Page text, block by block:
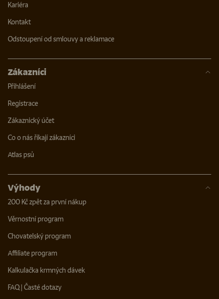
Kariéra
Kontakt
Odstoupení od smlouvy a reklamace
Zákazníci
Přihlášení
Registrace
Zákaznický účet
Co o nás říkají zákazníci
Atlas psů
Výhody
200 Kč zpět za první nákup
Věrnostní program
Chovatelský program
Affiliate program
Kalkulačka krmných dávek
FAQ | Časté dotazy